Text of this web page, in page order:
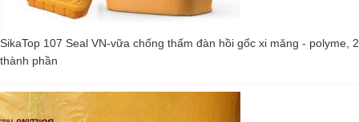
SikaTop 107 Seal VN-vữa chống thấm đàn hồi gốc xi măng - polyme, 2
thành phần